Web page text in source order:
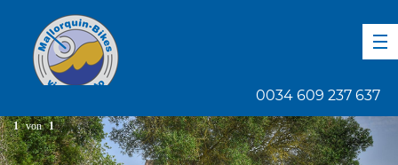
0034 609 237 637
1 von 1